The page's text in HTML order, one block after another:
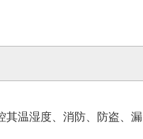
其温湿度、消防、防盗、漏